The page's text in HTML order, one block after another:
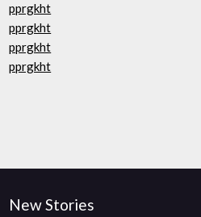
pprgkht
pprgkht
pprgkht
pprgkht
New Stories